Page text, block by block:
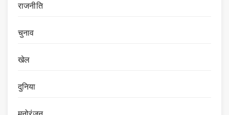
राजनीति
चुनाव
खेल
दुनिया